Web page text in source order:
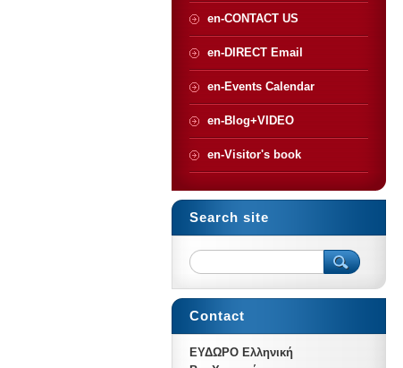
en-CONTACT US
en-DIRECT Email
en-Events Calendar
en-Blog+VIDEO
en-Visitor's book
Search site
Contact
ΕΥΔΩΡΟ Ελληνική